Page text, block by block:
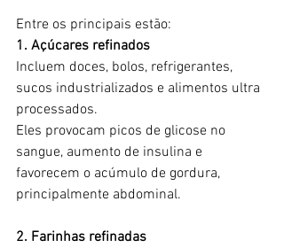
Entre os principais estão:
1. Açúcares refinados
Incluem doces, bolos, refrigerantes,
sucos industrializados e alimentos ultra
processados.
Eles provocam picos de glicose no
sangue, aumento de insulina e
favorecem o acúmulo de gordura,
principalmente abdominal.
2. Farinhas refinadas